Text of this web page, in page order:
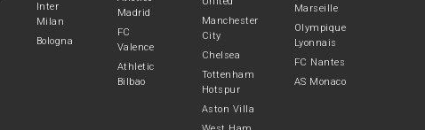
Inter
Milan
Bologna
Madrid
FC
Valence
Athletic
Bilbao
Manchester
City
Chelsea
Tottenham
Hotspur
Aston Villa
Marseille
Olympique
Lyonnais
FC Nantes
AS Monaco